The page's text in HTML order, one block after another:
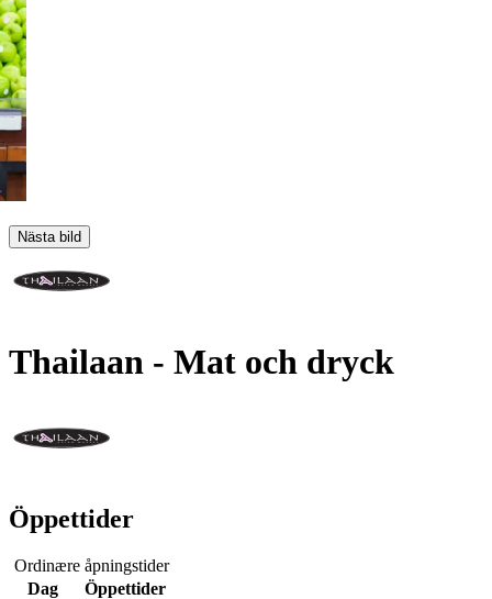
Nästa bild
Thailaan - Mat och dryck
Öppettider
Ordinære åpningstider
Dag
Öppettider